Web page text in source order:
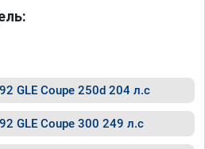
GLE Coupe 250d 204 л.с
GLE Coupe 300 249 л.с